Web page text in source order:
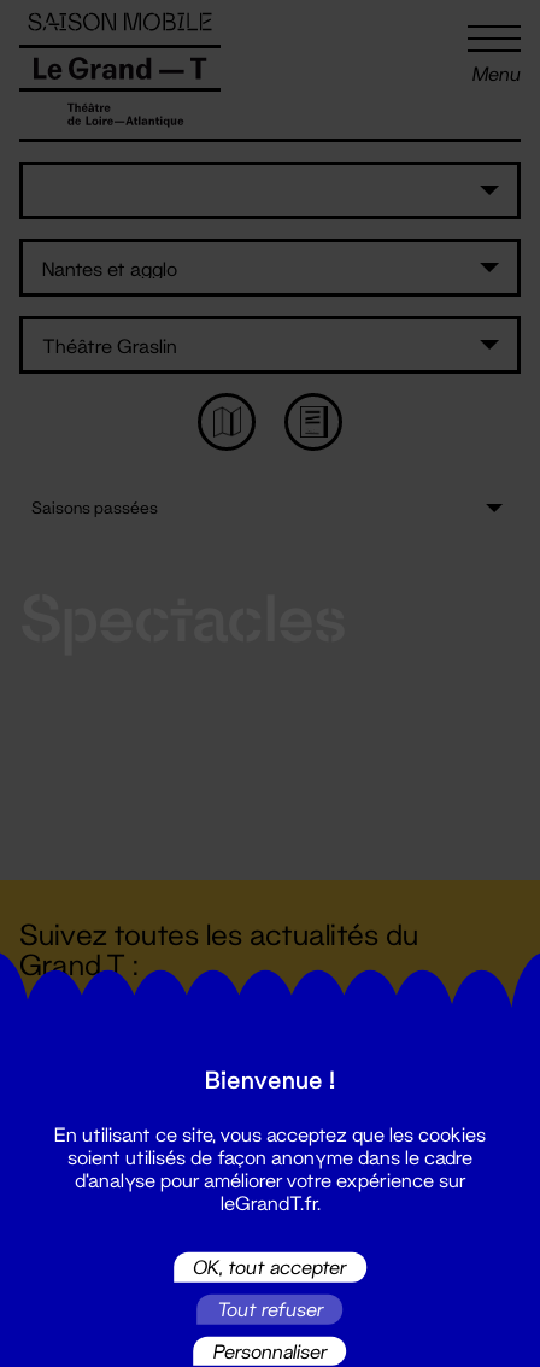
Menu
Suivez toutes les actualités du
Grand T :
billetterie@leGrandT.fr
Panneau de gestion des cookies
Bienvenue !
En utilisant ce site, vous acceptez que les cookies
soient utilisés de façon anonyme dans le cadre
d'analyse pour améliorer votre expérience sur
leGrandT.fr.
OK, tout accepter
Tout refuser
Personnaliser